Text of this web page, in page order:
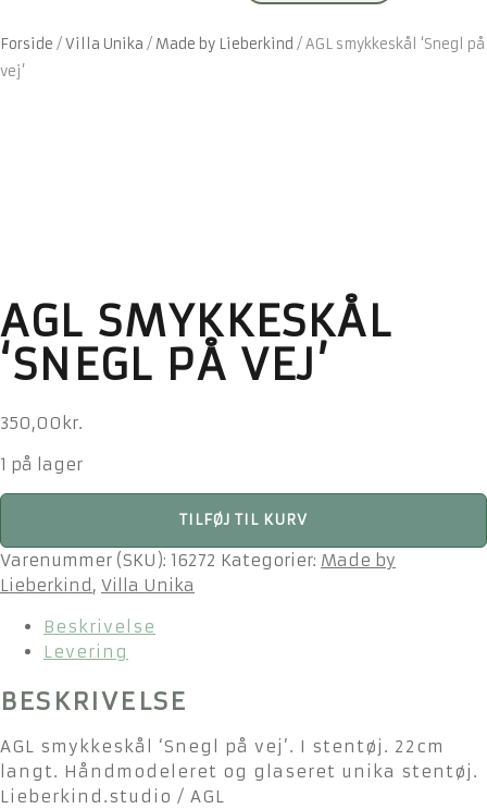
Forside /Villa Unika / Made by Lieberkind /AGL smykkeskål ‘Snegl på
vej’
AGL SMYKKESKÅL
‘SNEGL PÅ VEJ’
350,00 kr.
1 på lager
AGL
'Snegl
på
antal
TILFØJ TIL KURV
Varenummer (SKU): 16272 Kategorier: Made by
Lieberkind, Villa Unika
Beskrivelse
Levering
BESKRIVELSE
AGL smykkeskål ‘Snegl på vej’. I stentøj. 22cm
langt. Håndmodeleret og glaseret unika stentøj.
Lieberkind.studio / AGL